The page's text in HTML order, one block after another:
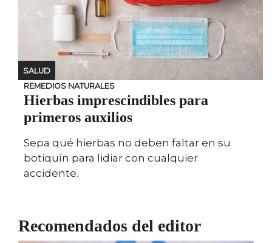
SALUD
REMEDIOS NATURALES
Hierbas imprescindibles para
primeros auxilios
Sepa qué hierbas no deben faltar en su
botiquín para lidiar con cualquier
accidente.
Recomendados del editor